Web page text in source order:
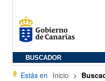
BUSCADOR
Estás en Inicio >